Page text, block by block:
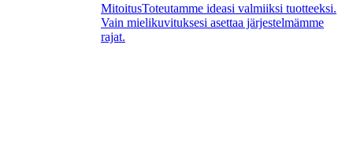
MitoitusToteutamme ideasi valmiiksi tuotteeksi.
Vain mielikuvituksesi asettaa järjestelmämme
rajat.